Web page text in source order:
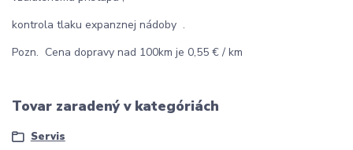
kontrola tlaku expanznej nádoby .
Pozn. Cena dopravy nad 100km je 0,55 € / km
Tovar zaradený v kategóriách
Servis